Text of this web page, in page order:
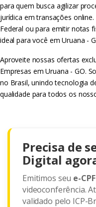
para quem busca agilizar
jurídica em transações
Federal ou para emitir notas
ideal para você em Uruana -
Aproveite nossas ofertas
Empresas em Uruana - GO.
no Brasil, unindo tecnologia
qualidade para todos os
Precisa de
Digital
Emitimos seu e-CPF
videoconferência.
validado pelo ICP-